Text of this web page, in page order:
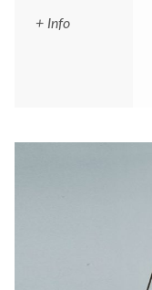
+ Info